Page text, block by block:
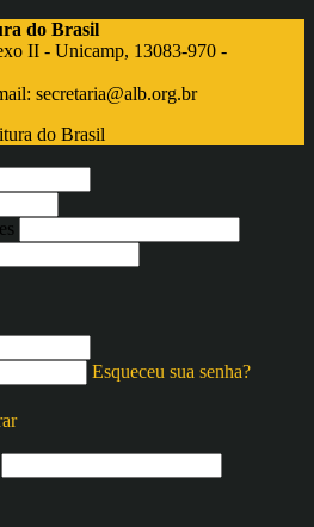
do Brasil
II - Unicamp, 13083-970 -
secretaria@alb.org.br
Esqueceu sua senha?